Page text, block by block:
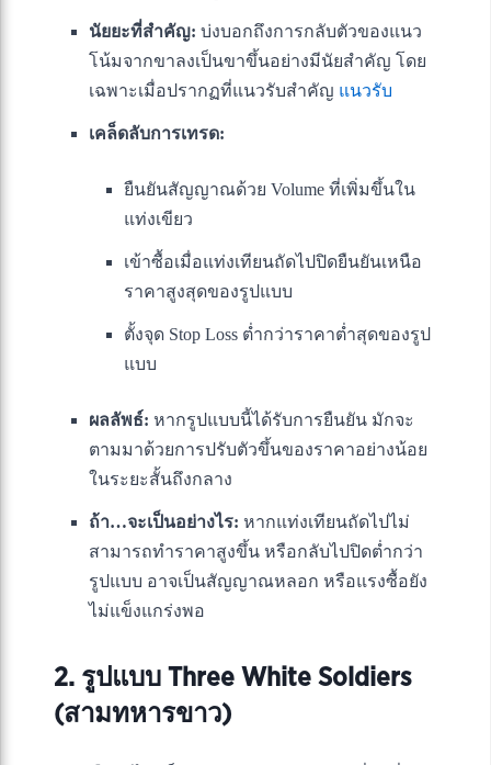
นัยยะที่สำคัญ: บ่งบอกถึงการกลับตัวของแนว
โน้มจากขาลงเป็นขาขึ้นอย่างมีนัยสำคัญ โดย
เฉพาะเมื่อปรากฏที่แนวรับสำคัญ แนวรับ
เคล็ดลับการเทรด:
ยืนยันสัญญาณด้วย Volume ที่เพิ่มขึ้นใน
แท่งเขียว
เข้าซื้อเมื่อแท่งเทียนถัดไปปิดยืนยันเหนือ
ราคาสูงสุดของรูปแบบ
ตั้งจุด Stop Loss ต่ำกว่าราคาต่ำสุดของรูป
แบบ
ผลลัพธ์: หากรูปแบบนี้ได้รับการยืนยัน มักจะ
ตามมาด้วยการปรับตัวขึ้นของราคาอย่างน้อย
ในระยะสั้นถึงกลาง
ถ้า…จะเป็นอย่างไร: หากแท่งเทียนถัดไปไม่
สามารถทำราคาสูงขึ้น หรือกลับไปปิดต่ำกว่า
รูปแบบ อาจเป็นสัญญาณหลอก หรือแรงซื้อยัง
ไม่แข็งแกร่งพอ
2. รูปแบบ Three White Soldiers
(สามทหารขาว)